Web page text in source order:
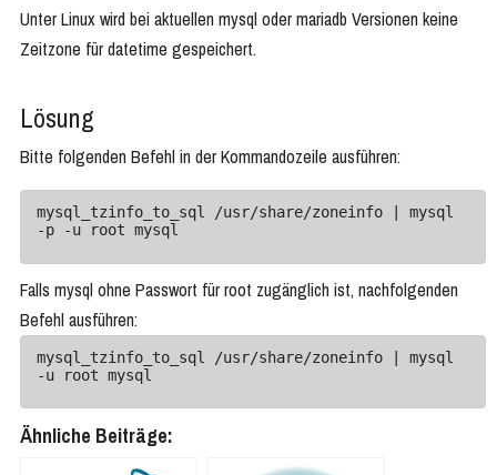
Unter Linux wird bei aktuellen mysql oder mariadb Versionen keine
Zeitzone für datetime gespeichert.
Lösung
Bitte folgenden Befehl in der Kommandozeile ausführen:
mysql_tzinfo_to_sql /usr/share/zoneinfo | mysql
-p -u root mysql
Falls mysql ohne Passwort für root zugänglich ist, nachfolgenden
Befehl ausführen:
mysql_tzinfo_to_sql /usr/share/zoneinfo | mysql
-u root mysql
Ähnliche Beiträge: